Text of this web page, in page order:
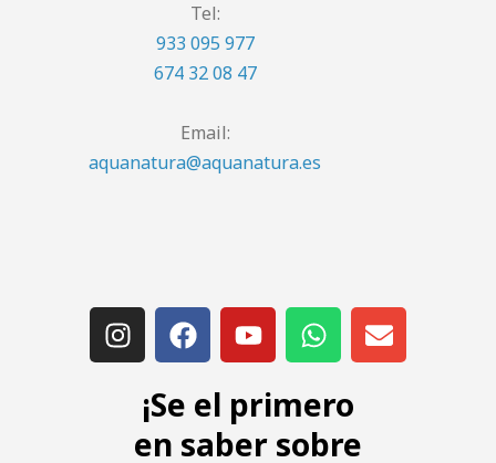
Tel:
933 095 977
674 32 08 47
Email:
aquanatura@aquanatura.es
¡Se el primero
en saber sobre